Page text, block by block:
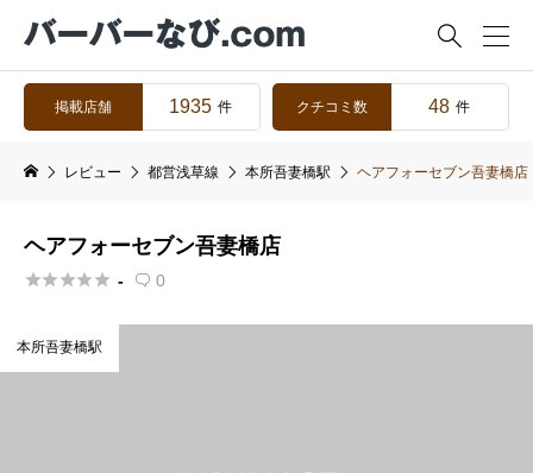

掲載店舗 1935 件 クチコミ数 48 件
レビュー 都営浅草線 本所吾妻橋駅 ヘアフォーセブン吾妻橋店
ヘアフォーセブン吾妻橋店
 -  0
本所吾妻橋駅